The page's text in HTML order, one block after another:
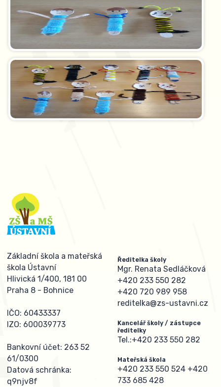
Základní škola a mateřská
škola Ústavní
Hlivická 1/400, 181 00
Praha 8 - Bohnice
IČO: 60433337
IZO: 600039773
Bankovní účet: 263 52
61/0300
Datová schránka:
q9njv8f
Ředitelka školy
Mgr. Renata Sedláčková
+420 233 550 282
+420 720 989 958
reditelka@zs-ustavni.cz
Kancelář školy / zástupce
ředitelky
Tel.:+420 233 550 282
Mateřská škola
+420 233 550 524 +420
733 685 428